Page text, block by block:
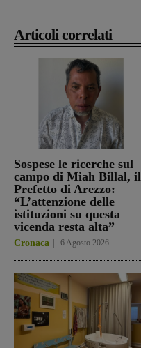
Articoli correlati
Sospese le ricerche sul
campo di Miah Billal, il
Prefetto di Arezzo:
“L’attenzione delle
istituzioni su questa
vicenda resta alta”
Cronaca 6 Agosto 2026